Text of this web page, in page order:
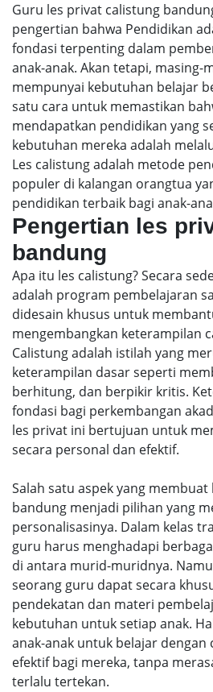
Guru les privat calistung
pengertian bahwa Pendidikan
fondasi terpenting dalam
anak-anak. Akan tetapi, masing-
mempunyai kebutuhan belajar
satu cara untuk memastikan
mendapatkan pendidikan yang
kebutuhan mereka adalah
Les calistung adalah metode
populer di kalangan orangtua
pendidikan terbaik bagi anak-
Pengertian les
bandung
Apa itu les calistung? Secara
adalah program pembelajaran
didesain khusus untuk
mengembangkan keterampilan
Calistung adalah istilah yang
keterampilan dasar seperti
berhitung, dan berpikir kritis.
fondasi bagi perkembangan
les privat ini bertujuan untuk
secara personal dan efektif.
Salah satu aspek yang
bandung menjadi pilihan yang
personalisasinya. Dalam kelas
guru harus menghadapi
di antara murid-muridnya.
seorang guru dapat secara
pendekatan dan materi
kebutuhan untuk setiap anak.
anak-anak untuk belajar dengan
efektif bagi mereka, tanpa
terlalu tertekan.